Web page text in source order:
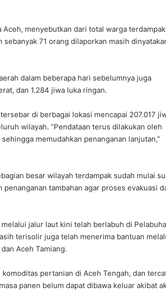
menyebutkan dari total warga terdampak
71 orang dilaporkan masih
dalam beberapa hari sebelumnya juga
dan 1.284 jiwa luka ringan.
di berbagai lokasi mencapai 207.017
wilayah. “Pendataan terus dilakukan oleh
memudahkan penanganan lanjutan,”
besar wilayah terdampak sudah mulai
tambahan agar proses evakuasi
jalur laut kini telah berlabuh di
terisolir juga telah menerima bantuan
Aceh Tamiang.
pertanian di Aceh Tengah, dan
panen belum dapat dibawa keluar akibat